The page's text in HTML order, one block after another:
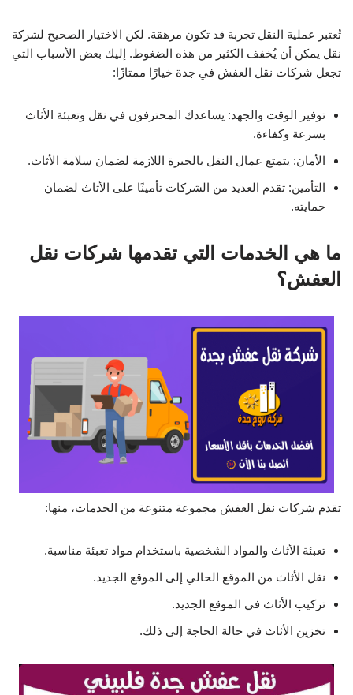
تُعتبر عملية النقل تجربة قد تكون مرهقة. لكن الاختيار الصحيح لشركة
نقل يمكن أن يُخفف الكثير من هذه الضغوط. إليك بعض الأسباب التي
تجعل شركات نقل العفش في جدة خيارًا ممتازًا:
توفير الوقت والجهد: يساعدك المحترفون في نقل وتعبئة الأثاث
بسرعة وكفاءة.
الأمان: يتمتع عمال النقل بالخبرة اللازمة لضمان سلامة الأثاث.
التأمين: تقدم العديد من الشركات تأمينًا على الأثاث لضمان
حمايته.
ما هي الخدمات التي تقدمها شركات نقل
العفش؟
تقدم شركات نقل العفش مجموعة متنوعة من الخدمات، منها:
تعبئة الأثاث والمواد الشخصية باستخدام مواد تعبئة مناسبة.
نقل الأثاث من الموقع الحالي إلى الموقع الجديد.
تركيب الأثاث في الموقع الجديد.
تخزين الأثاث في حالة الحاجة إلى ذلك.